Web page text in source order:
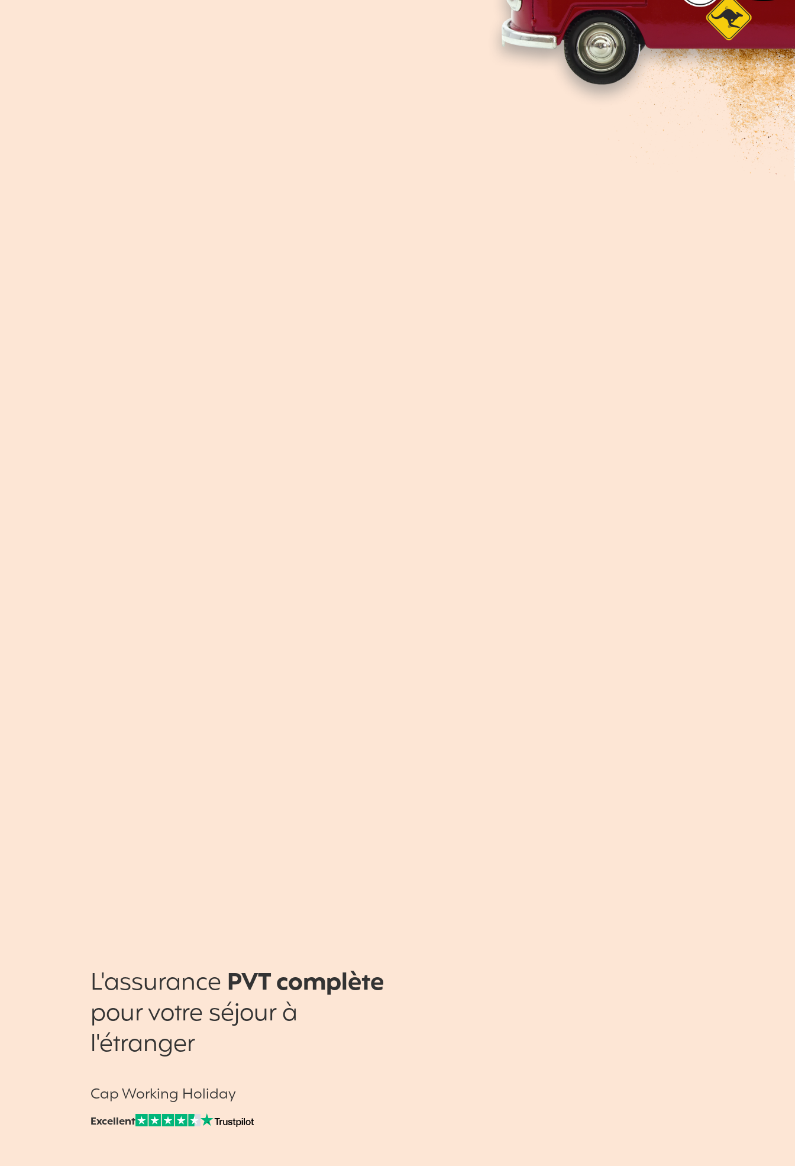
Cap Working Holiday
Note sur Avis vérifiés :
Excellent
L'assurance PVT complète
pour votre séjour à
l'étranger